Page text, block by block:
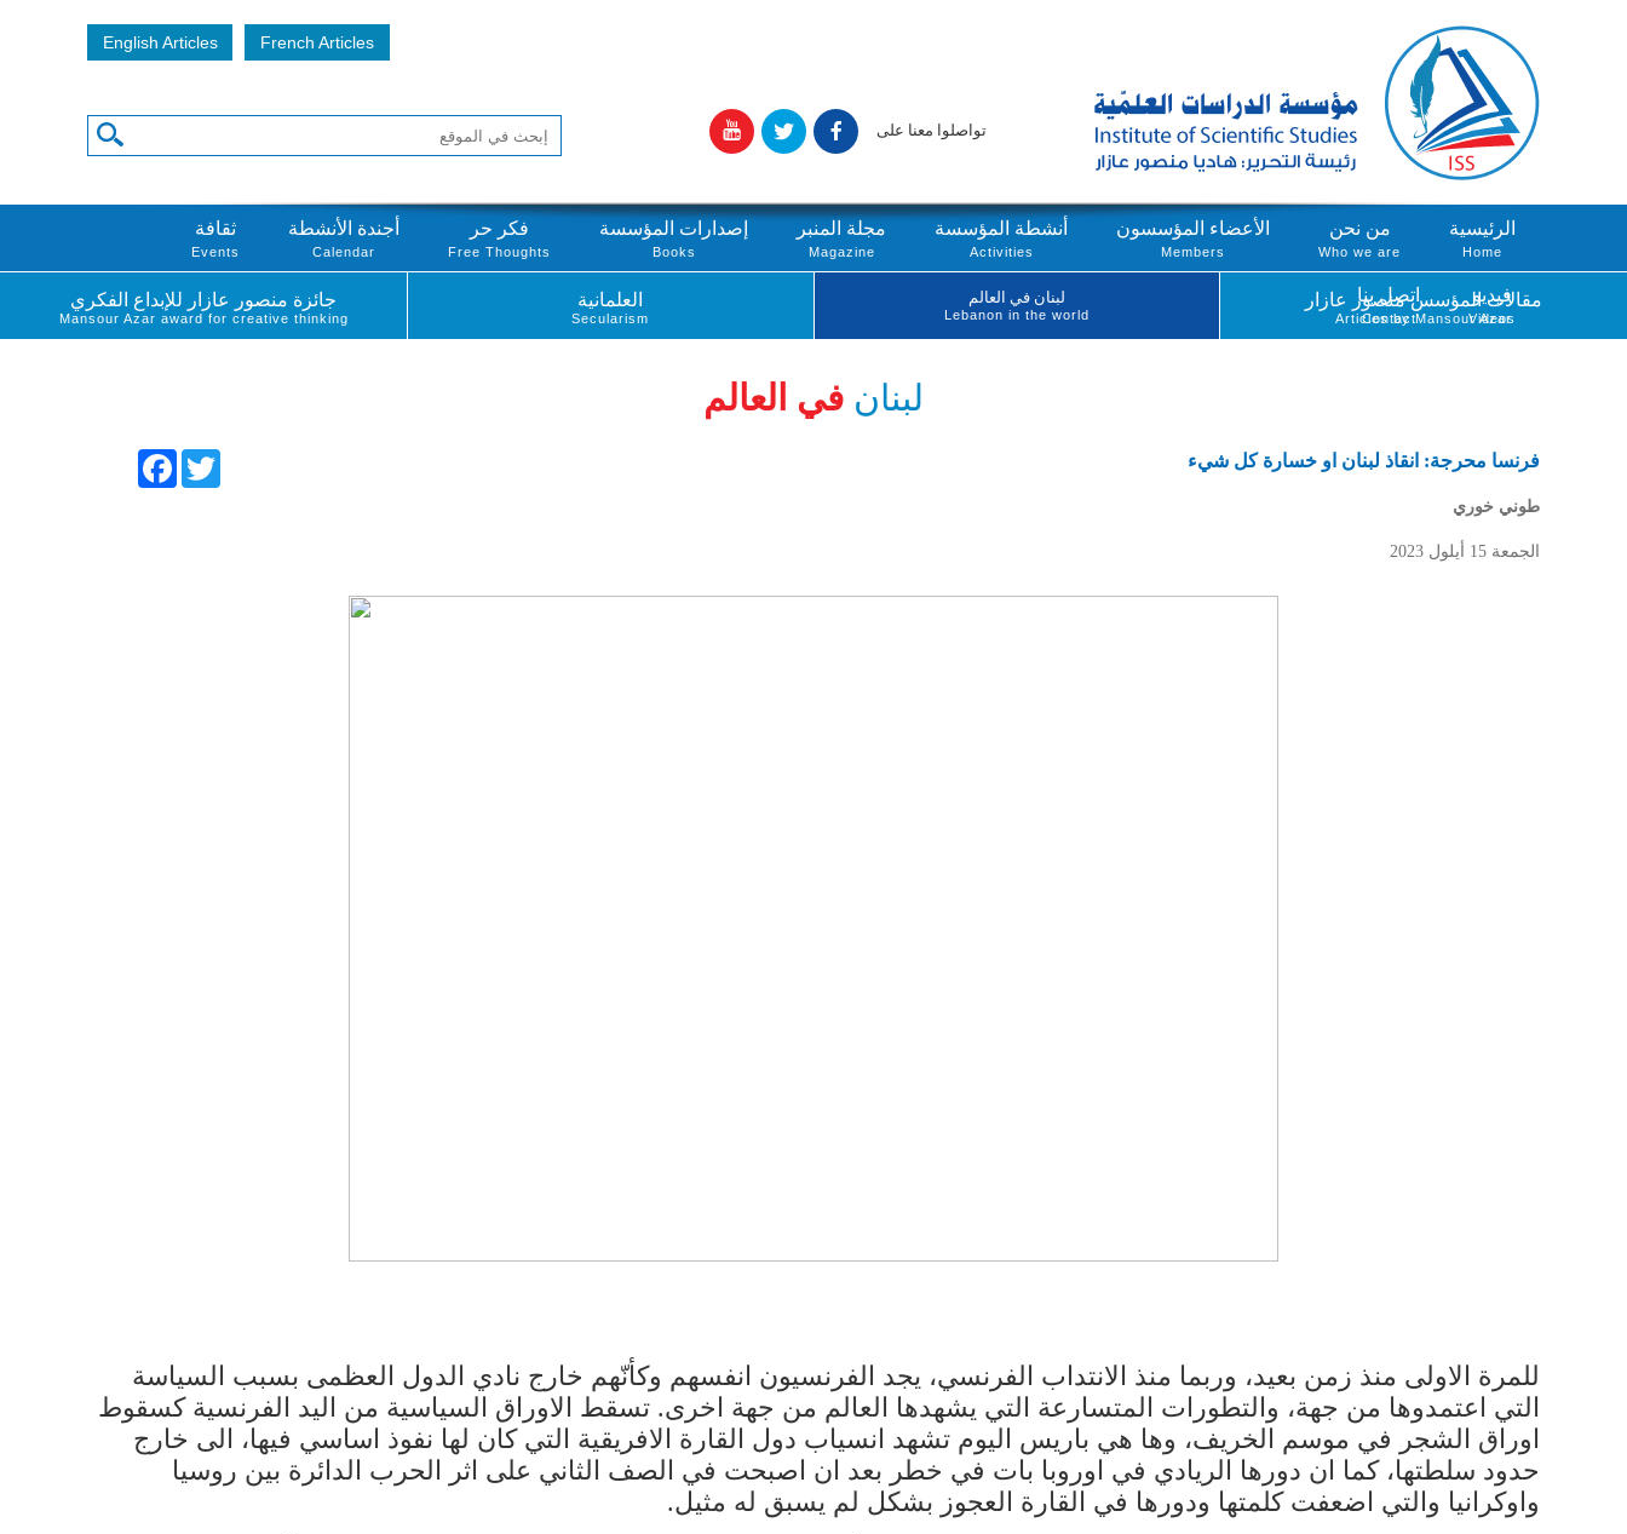
English Articles French Articles
تواصلوا معنا على
الرئيسية
Home
من نحن
Who we are
الأعضاء المؤسسون
Members
أنشطة المؤسسة
Activities
مجلة المنبر
Magazine
إصدارات المؤسسة
Books
فكر حر
Free Thoughts
أجندة الأنشطة
Calendar
ثقافة
Events
فيديو
Videos
اتصل بنا
Contact
مقالات المؤسس منصور عازار
Articles by Mansour Azar
لبنان في العالم
Lebanon in the world
العلمانية
Secularism
جائزة منصور عازار للإبداع الفكري
Mansour Azar award for creative thinking
لبنان في العالم
FacebookTwitter فرنسا محرجة: انقاذ لبنان او خسارة كل شيء
طوني خوري
الجمعة 15 أيلول 2023
للمرة الاولى منذ زمن بعيد، وربما منذ الانتداب الفرنسي، يجد الفرنسيون انفسهم وكأنّهم خارج نادي الدول العظمى بسبب السياسة
التي اعتمدوها من جهة، والتطورات المتسارعة التي يشهدها العالم من جهة اخرى. تسقط الاوراق السياسية من اليد الفرنسية كسقوط
اوراق الشجر في موسم الخريف، وها هي باريس اليوم تشهد انسياب دول القارة الافريقية التي كان لها نفوذ اساسي فيها، الى خارج
حدود سلطتها، كما ان دورها الريادي في اوروبا بات في خطر بعد ان اصبحت في الصف الثاني على اثر الحرب الدائرة بين روسيا
واوكرانيا والتي اضعفت كلمتها ودورها في القارة العجوز بشكل لم يسبق له مثيل.